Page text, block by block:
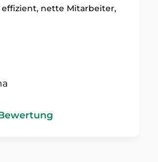
nette Mitarbeiter,